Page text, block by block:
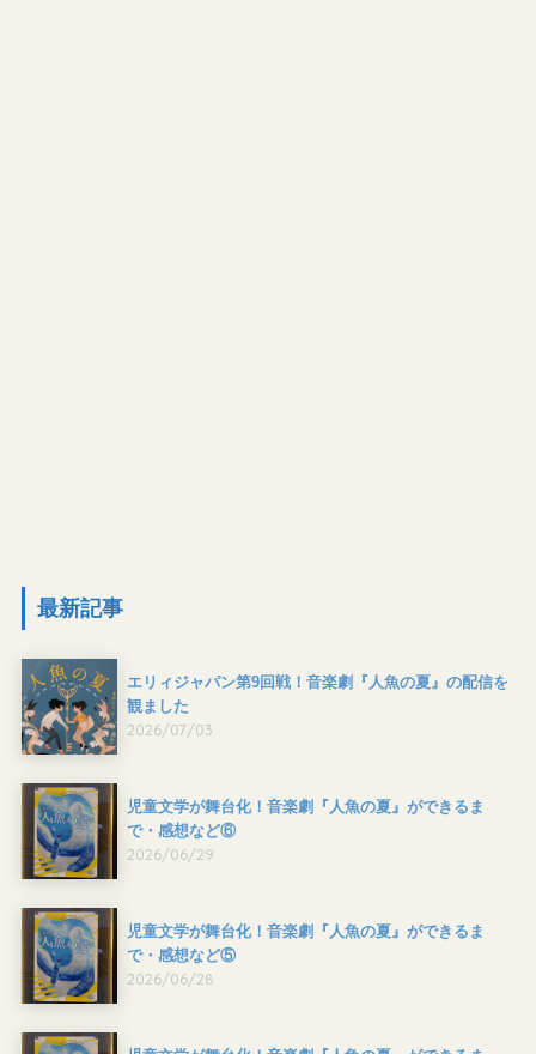
最新記事
エリィジャパン第9回戦！音楽劇『人魚の夏』の配信を
観ました
2026/07/03
児童文学が舞台化！音楽劇『人魚の夏』ができるま
で・感想など⑥
2026/06/29
児童文学が舞台化！音楽劇『人魚の夏』ができるま
で・感想など⑤
2026/06/28